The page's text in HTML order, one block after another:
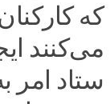
می‌کنند
ستاد امر